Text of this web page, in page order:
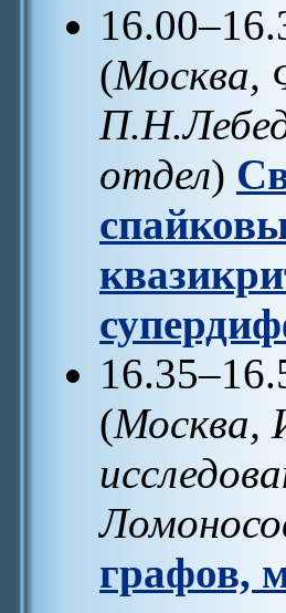
(Москва,
отдел)
(Москва,
графов,